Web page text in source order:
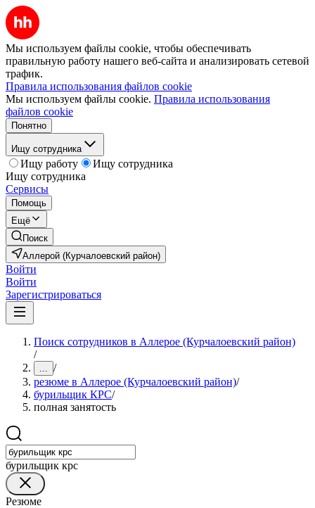
Мы используем файлы cookie, чтобы обеспечивать
правильную работу нашего веб-сайта и анализировать сетевой
трафик.
Правила использования файлов cookie
Мы используем файлы cookie. Правила использования
файлов cookie
Понятно
Ищу сотрудника
Ищу работу
Ищу сотрудника
Ищу сотрудника
Сервисы
Помощь
Ещё
Поиск
Аллерой (Курчалоевский район)
Войти
Войти
Зарегистрироваться
Поиск сотрудников в Аллерое (Курчалоевский район)
/
... /
резюме в Аллерое (Курчалоевский район)/
бурильщик КРС/
полная занятость
бурильщик крс
Резюме